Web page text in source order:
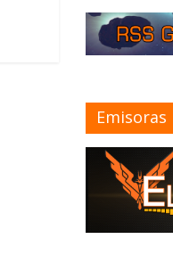
Emisoras